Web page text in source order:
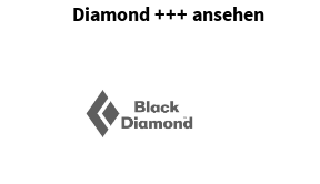
Diamond +++ ansehen